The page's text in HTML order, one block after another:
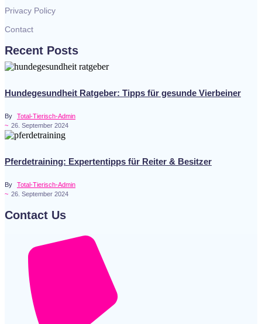
Privacy Policy
Contact
Recent Posts
Hundegesundheit Ratgeber: Tipps für gesunde Vierbeiner
By
Total-Tierisch-Admin
~ 26. September 2024
Pferdetraining: Expertentipps für Reiter & Besitzer
By
Total-Tierisch-Admin
~ 26. September 2024
Contact Us